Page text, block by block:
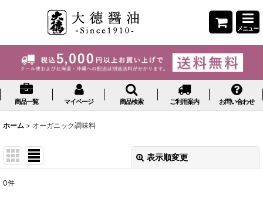
メニュー
商品一覧 マイページ 商品検索 ご利用案内 お問い合わせ
ホーム > オーガニック調味料
表示順変更
0件